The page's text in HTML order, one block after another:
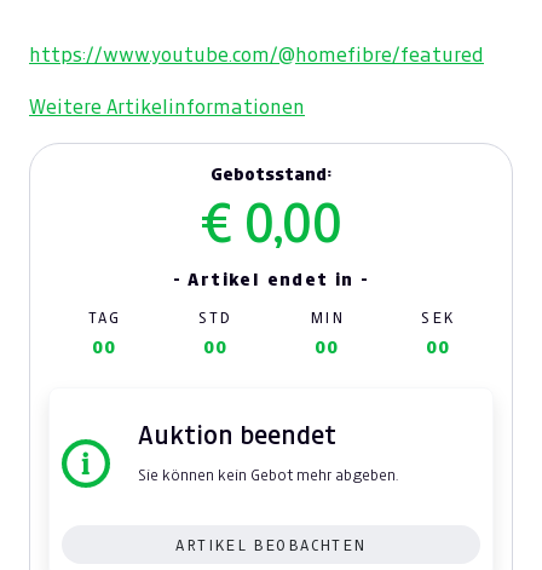
https://www.youtube.com/@homefibre/featured
Weitere Artikelinformationen
Gebotsstand:
€ 0,00
- Artikel endet in -
TAG STD MIN SEK
00 00 00 00
Auktion beendet
Sie können kein Gebot mehr abgeben.
ARTIKEL BEOBACHTEN